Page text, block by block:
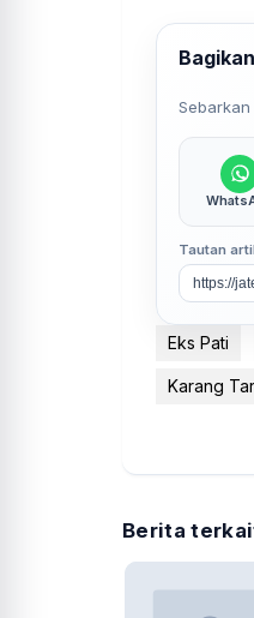
Tautan
Eks Pati
Karang
Berita